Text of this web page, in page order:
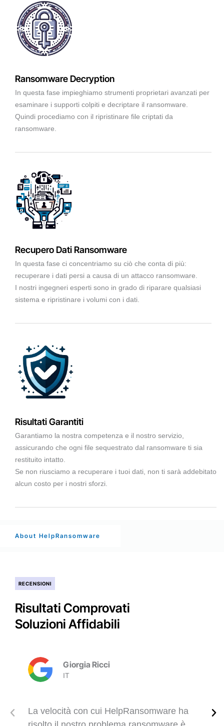
Ransomware Decryption
In questa fase impieghiamo strumenti proprietari avanzati per
esaminare i supporti colpiti e decriptare il ransomware.
Quindi procediamo con il ripristinare file criptati da
ransomware.
Recupero Dati Ransomware
In questa fase ci concentriamo su ciò che conta di più:
recuperare i dati persi a causa di un attacco ransomware.
I nostri ingegneri esperti sono in grado di riparare qualsiasi
sistema e ripristinare i volumi con i dati.
Risultati Garantiti
Garantiamo la nostra competenza e il nostro servizio,
assicurando che ogni file sequestrato dal ransomware ti sia
restituito intatto.
Se non riusciamo a recuperare i tuoi dati, non ti sarà addebitato
alcun costo per i nostri sforzi.
About HelpRansomware
RECENSIONI
Risultati Comprovati
Soluzioni Affidabili
La velocità con cui HelpRansomware ha
Giorgia Ricci
IT